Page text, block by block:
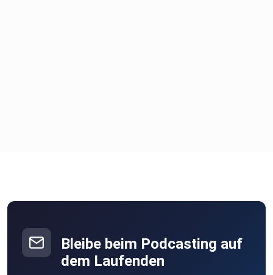
Bleibe beim Podcasting auf
dem Laufenden